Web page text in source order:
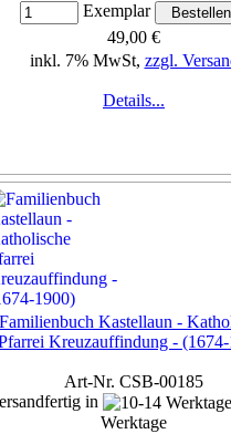
Exemplar
49,00 €
inkl. 7% MwSt, zzgl.
Details...
Familienbuch Kastellaun -
Kreuzauffindung -
Art-Nr. CSB-00185
in
Werktage